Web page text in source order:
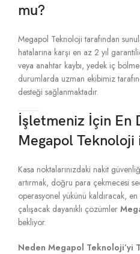
mu?
Megapol Teknoloji tarafından
hatalarına karşı en az 2 yıl
veya anahtar kaybı, yedek iç
durumlarda uzman ekibimiz
desteği sağlanmaktadır.
İşletmeniz İçin En
Megapol
Kasa noktalarınızdaki nakit
artırmak, doğru para çekmecesi
operasyonel yükünü kaldıracak,
çalışacak dayanıklı çözümler
bekliyor.
Neden Megapol Teknoloji’yi